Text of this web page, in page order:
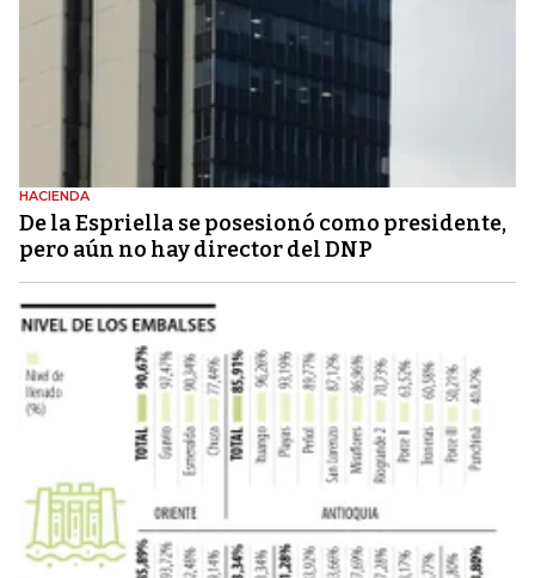
HACIENDA
De la Espriella se posesionó como presidente,
pero aún no hay director del DNP